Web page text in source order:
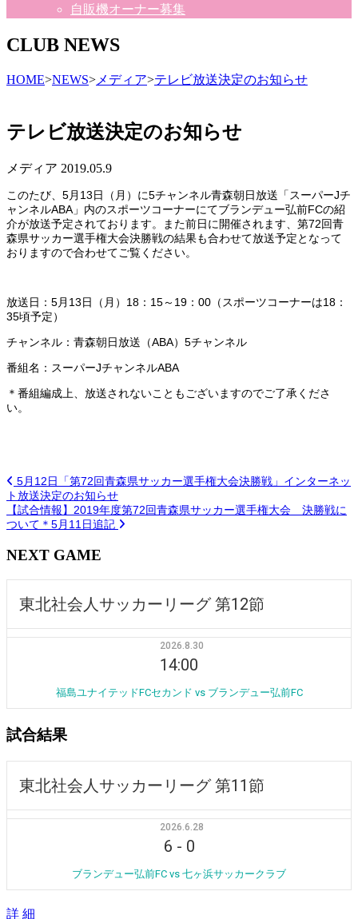
自販機オーナー募集
CLUB NEWS
HOME>NEWS> メディア>テレビ放送決定のお知らせ
テレビ放送決定のお知らせ
メディア 2019.05.9
このたび、5月13日（月）に5チャンネル青森朝日放送「スーパーJチ
ャンネルABA」内のスポーツコーナーにてブランデュー弘前FCの紹
介が放送予定されております。また前日に開催されます、第72回青
森県サッカー選手権大会決勝戦の結果も合わせて放送予定となって
おりますので合わせてご覧ください。
放送日：5月13日（月）18：15～19：00（スポーツコーナーは18：
35頃予定）
チャンネル：青森朝日放送（ABA）5チャンネル
番組名：スーパーJチャンネルABA
＊番組編成上、放送されないこともございますのでご了承くださ
い。
5月12日「第72回青森県サッカー選手権大会決勝戦」インターネッ
ト放送決定のお知らせ
【試合情報】2019年度第72回青森県サッカー選手権大会 決勝戦に
ついて＊5月11日追記
NEXT GAME
東北社会人サッカーリーグ 第12節
2026.8.30
14:00
福島ユナイテッドFCセカンド vs ブランデュー弘前FC
試合結果
東北社会人サッカーリーグ 第11節
2026.6.28
6 - 0
ブランデュー弘前FC vs 七ヶ浜サッカークラブ
詳 細